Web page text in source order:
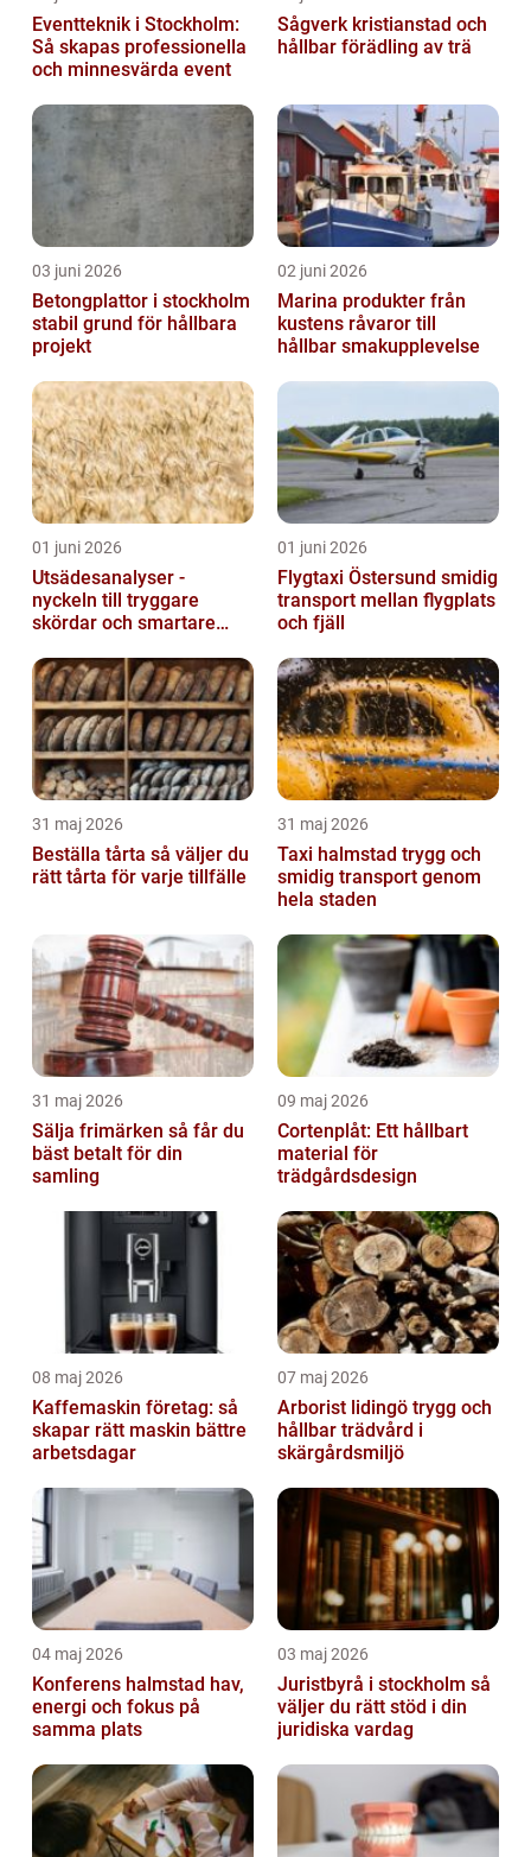
Eventteknik i Stockholm:
Så skapas professionella
och minnesvärda event
Sågverk kristianstad och
hållbar förädling av trä
03 juni 2026
Betongplattor i stockholm
stabil grund för hållbara
projekt
02 juni 2026
Marina produkter från
kustens råvaror till
hållbar smakupplevelse
01 juni 2026
Utsädesanalyser -
nyckeln till tryggare
skördar och smartare
01 juni 2026
Flygtaxi Östersund smidig
transport mellan flygplats
och fjäll
31 maj 2026
Beställa tårta så väljer du
rätt tårta för varje tillfälle
31 maj 2026
Taxi halmstad trygg och
smidig transport genom
hela staden
31 maj 2026
Sälja frimärken så får du
bäst betalt för din
samling
09 maj 2026
Cortenplåt: Ett hållbart
material för
trädgårdsdesign
08 maj 2026
Kaffemaskin företag: så
skapar rätt maskin bättre
arbetsdagar
07 maj 2026
Arborist lidingö trygg och
hållbar trädvård i
skärgårdsmiljö
04 maj 2026
Konferens halmstad hav,
energi och fokus på
samma plats
03 maj 2026
Juristbyrå i stockholm så
väljer du rätt stöd i din
juridiska vardag